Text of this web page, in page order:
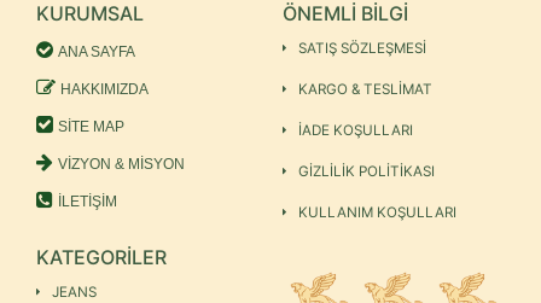
KURUMSAL
ANA SAYFA
HAKKIMIZDA
SİTE MAP
VİZYON & MİSYON
İLETİŞİM
ÖNEMLİ BİLGİ
SATIŞ SÖZLEŞMESİ
KARGO & TESLİMAT
İADE KOŞULLARI
GİZLİLİK POLİTİKASI
KULLANIM KOŞULLARI
KATEGORİLER
JEANS